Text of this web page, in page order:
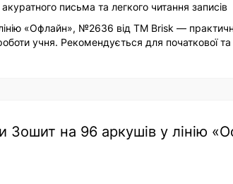
письма та легкого читання записів
«Офлайн», №2636 від ТМ Brisk —
учня. Рекомендується для початкової
Зошит на 96 аркушів у лінію